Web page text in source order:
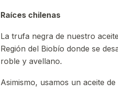
Raíces chilenas
La trufa negra de nuestro
Región del Biobío donde se
roble y avellano.
Asimismo, usamos un aceite